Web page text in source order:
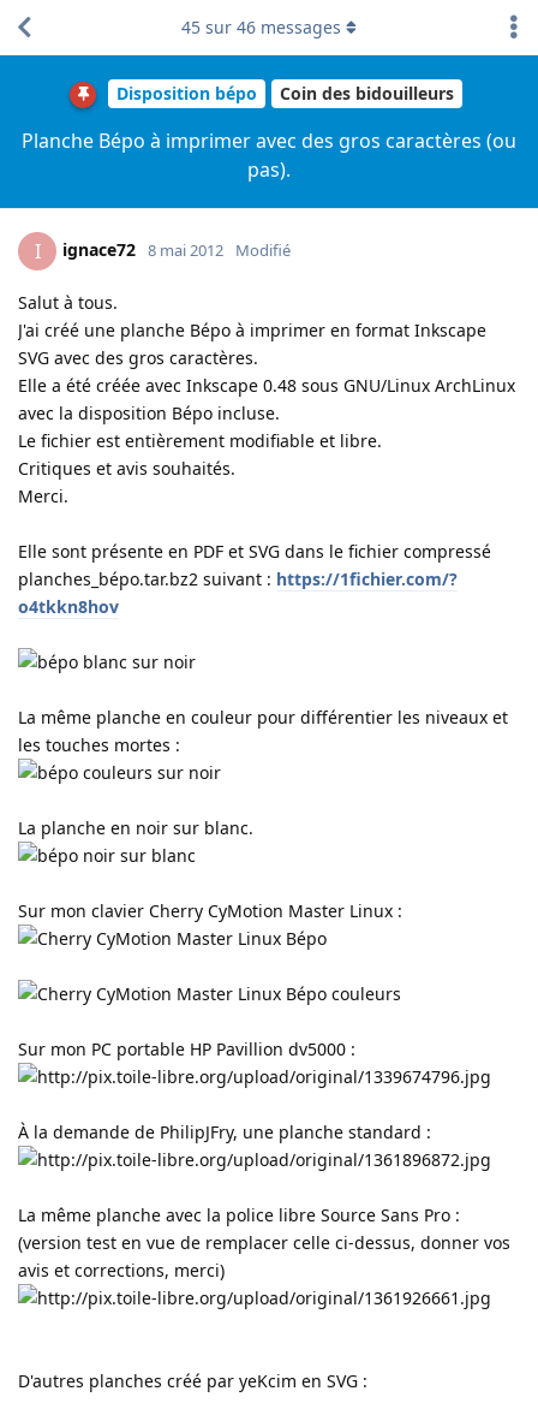
Disposition bépo Coin des bidouilleurs
Planche Bépo à imprimer avec des gros caractères (ou
pas).
45 sur 46 messages
I ignace72 8 mai 2012 Modifié
Salut à tous.
J'ai créé une planche Bépo à imprimer en format Inkscape
SVG avec des gros caractères.
Elle a été créée avec Inkscape 0.48 sous GNU/Linux ArchLinux
avec la disposition Bépo incluse.
Le fichier est entièrement modifiable et libre.
Critiques et avis souhaités.
Merci.
Elle sont présente en PDF et SVG dans le fichier compressé
planches_bépo.tar.bz2 suivant : https://1fichier.com/?
o4tkkn8hov
La même planche en couleur pour différentier les niveaux et
les touches mortes :
La planche en noir sur blanc.
Sur mon clavier Cherry CyMotion Master Linux :
Sur mon PC portable HP Pavillion dv5000 :
À la demande de PhilipJFry, une planche standard :
La même planche avec la police libre Source Sans Pro :
(version test en vue de remplacer celle ci-dessus, donner vos
avis et corrections, merci)
D'autres planches créé par yeKcim en SVG :